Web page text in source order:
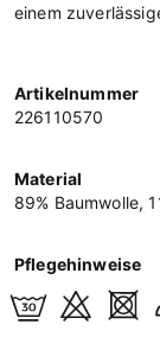
einem
Artikelnummer
226110570
Material
89% Baumwolle,
Pflegehinweise